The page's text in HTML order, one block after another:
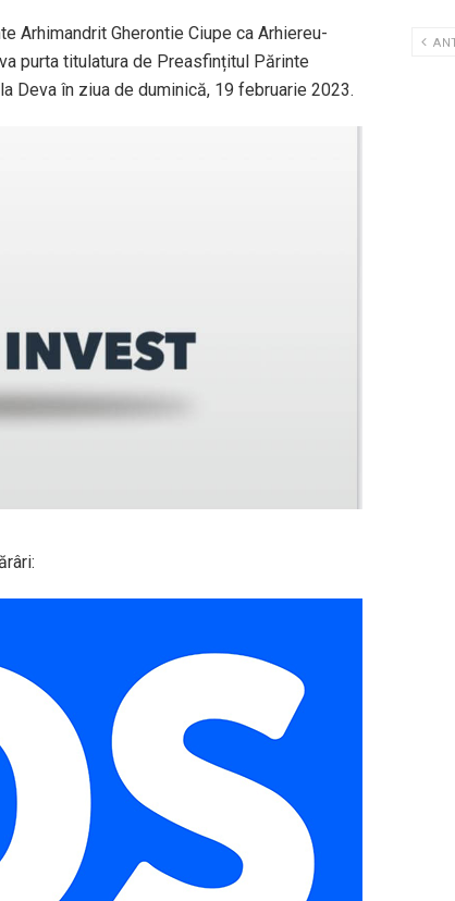
Arhimandrit Gherontie Ciupe ca Arhiereu-
purta titulatura de Preasfințitul Părinte
Deva în ziua de duminică, 19 februarie 2023.